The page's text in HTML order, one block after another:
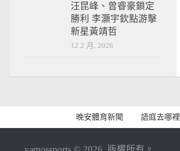
汪昆峰、曾睿豪鎖定
勝利 李灝宇欽點游擊
新星黃靖哲
12 2 月, 2026
晚安體育新聞 語庭去哪裡